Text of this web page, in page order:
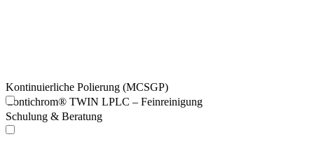
Kontinuierliche Polierung (MCSGP)
Contichrom® TWIN LPLC – Feinreinigung
Schulung & Beratung